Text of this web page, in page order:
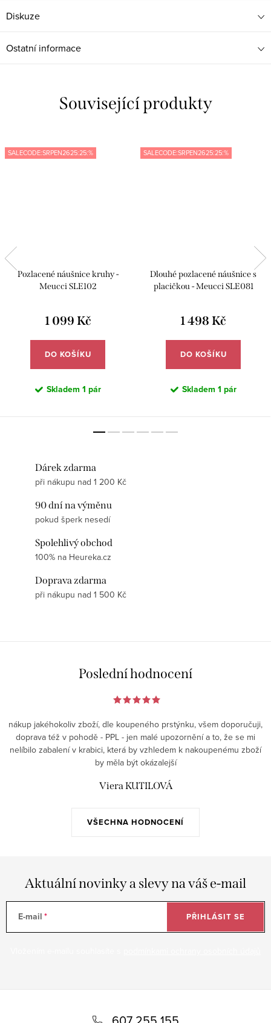
Diskuze
Ostatní informace
Související produkty
SALECODE:SRPEN2625:25:%
Pozlacené náušnice kruhy -
Meucci SLE102
1 099 Kč
DO KOŠÍKU
Skladem 1 pár
SALECODE:SRPEN2625:25:%
Dlouhé pozlacené náušnice s
placičkou - Meucci SLE081
1 498 Kč
DO KOŠÍKU
Skladem 1 pár
Dárek zdarma
při nákupu nad 1 200 Kč
90 dní na výměnu
pokud šperk nesedí
Spolehlivý obchod
100% na Heureka.cz
Doprava zdarma
při nákupu nad 1 500 Kč
Poslední hodnocení
VŠECHNA HODNOCENÍ
nákup jakéhokoliv zboží, dle koupeného prstýnku, všem doporučuji,
doprava též v pohodě - PPL - jen malé upozornění a to, že se mi
nelíbilo zabalení v krabici, která by vzhledem k nakoupenému zboží
by měla být okázalejší
Viera KUTILOVÁ
Aktuální novinky a slevy na váš e-mail
E-mail PŘIHLÁSIT SE